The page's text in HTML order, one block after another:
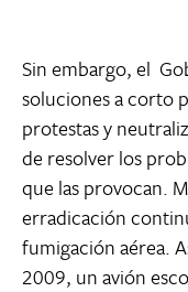
Sin embargo, el
soluciones a corto
protestas y
de resolver los
que las provocan.
erradicación
fumigación aérea.
2009, un avión